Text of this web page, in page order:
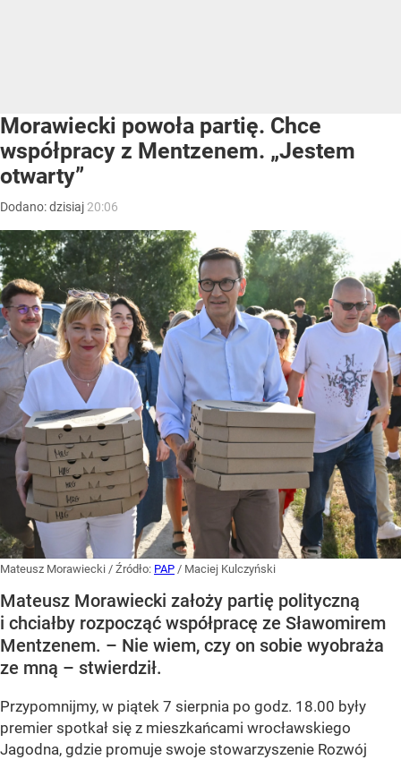
Morawiecki powoła partię. Chce
współpracy z Mentzenem. „Jestem
otwarty”
Dodano:dzisiaj 20:06
Mateusz Morawiecki / Źródło: PAP / Maciej Kulczyński
Mateusz Morawiecki założy partię polityczną
i chciałby rozpocząć współpracę ze Sławomirem
Mentzenem. – Nie wiem, czy on sobie wyobraża
ze mną – stwierdził.
Przypomnijmy, w piątek 7 sierpnia po godz. 18.00 były
premier spotkał się z mieszkańcami wrocławskiego
Jagodna, gdzie promuje swoje stowarzyszenie Rozwój